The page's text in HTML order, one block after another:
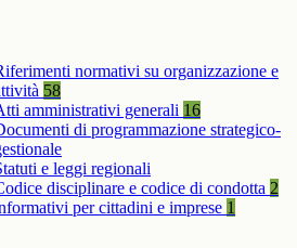
normativi su organizzazione e
58
amministrativi generali 16
di programmazione strategico-
e leggi regionali
disciplinare e codice di condotta 2
per cittadini e imprese 1